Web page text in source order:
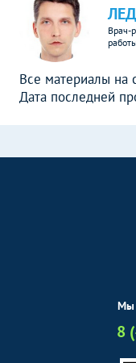
Врач-
Все материалы на
Дата последней
Мы
8